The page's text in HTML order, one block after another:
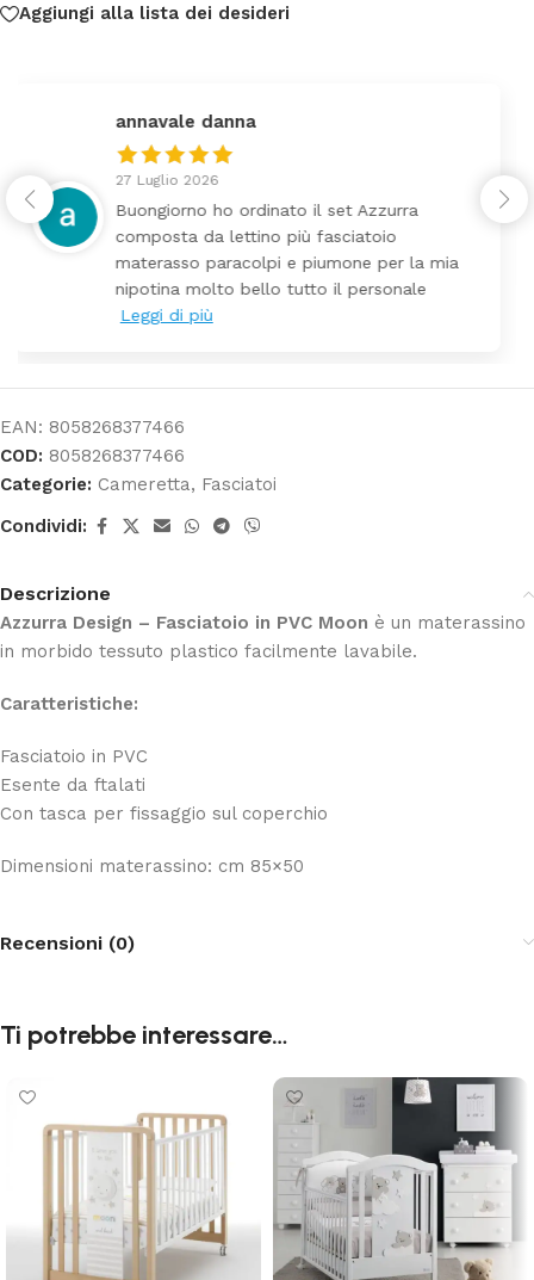
Aggiungi alla lista dei desideri
federica
24 Luglio 2026
Tutti perfetto! Ho ordinato un lettino che é
arrivato ben imballato dopo pochi giorni.
Prezzo ottimi rispetto la concorrenza
EAN: 8058268377466
COD: 8058268377466
Categorie: Cameretta, Fasciatoi
Condividi:
Descrizione
Azzurra Design – Fasciatoio in PVC Moon è un materassino
in morbido tessuto plastico facilmente lavabile.
Caratteristiche:
Fasciatoio in PVC
Esente da ftalati
Con tasca per fissaggio sul coperchio
Dimensioni materassino: cm 85×50
Recensioni (0)
Ti potrebbe interessare…